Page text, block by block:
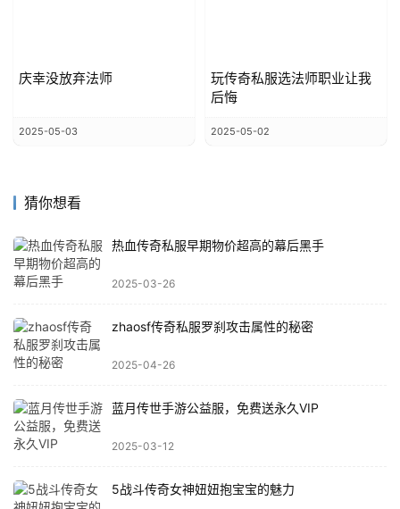
庆幸没放弃法师
2025-05-03
玩传奇私服选法师职业让我
后悔
2025-05-02
猜你想看
热血传奇私服早期物价超高的幕后黑手
2025-03-26
zhaosf传奇私服罗刹攻击属性的秘密
2025-04-26
蓝月传世手游公益服，免费送永久VIP
2025-03-12
5战斗传奇女神妞妞抱宝宝的魅力